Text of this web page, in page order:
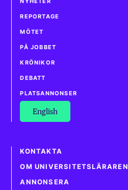
REPORTAGE
MÖTET
PÅ JOBBET
KRÖNIKOR
DEBATT
PLATSANNONSER
English
KONTAKTA
OM UNIVERSITETSLÄRAREN
ANNONSERA